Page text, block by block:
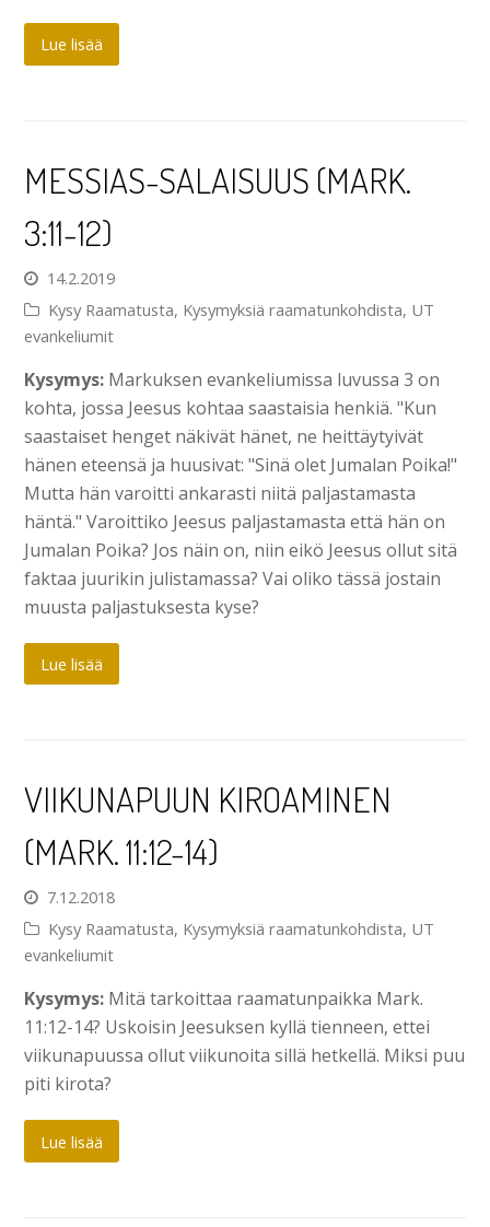
Lue lisää
MESSIAS-SALAISUUS (MARK.
3:11-12)
14.2.2019
Kysy Raamatusta, Kysymyksiä raamatunkohdista, UT
evankeliumit
Kysymys: Markuksen evankeliumissa luvussa 3 on
kohta, jossa Jeesus kohtaa saastaisia henkiä. "Kun
saastaiset henget näkivät hänet, ne heittäytyivät
hänen eteensä ja huusivat: "Sinä olet Jumalan Poika!"
Mutta hän varoitti ankarasti niitä paljastamasta
häntä." Varoittiko Jeesus paljastamasta että hän on
Jumalan Poika? Jos näin on, niin eikö Jeesus ollut sitä
faktaa juurikin julistamassa? Vai oliko tässä jostain
muusta paljastuksesta kyse?
Lue lisää
VIIKUNAPUUN KIROAMINEN
(MARK. 11:12-14)
7.12.2018
Kysy Raamatusta, Kysymyksiä raamatunkohdista, UT
evankeliumit
Kysymys: Mitä tarkoittaa raamatunpaikka Mark.
11:12-14? Uskoisin Jeesuksen kyllä tienneen, ettei
viikunapuussa ollut viikunoita sillä hetkellä. Miksi puu
piti kirota?
Lue lisää